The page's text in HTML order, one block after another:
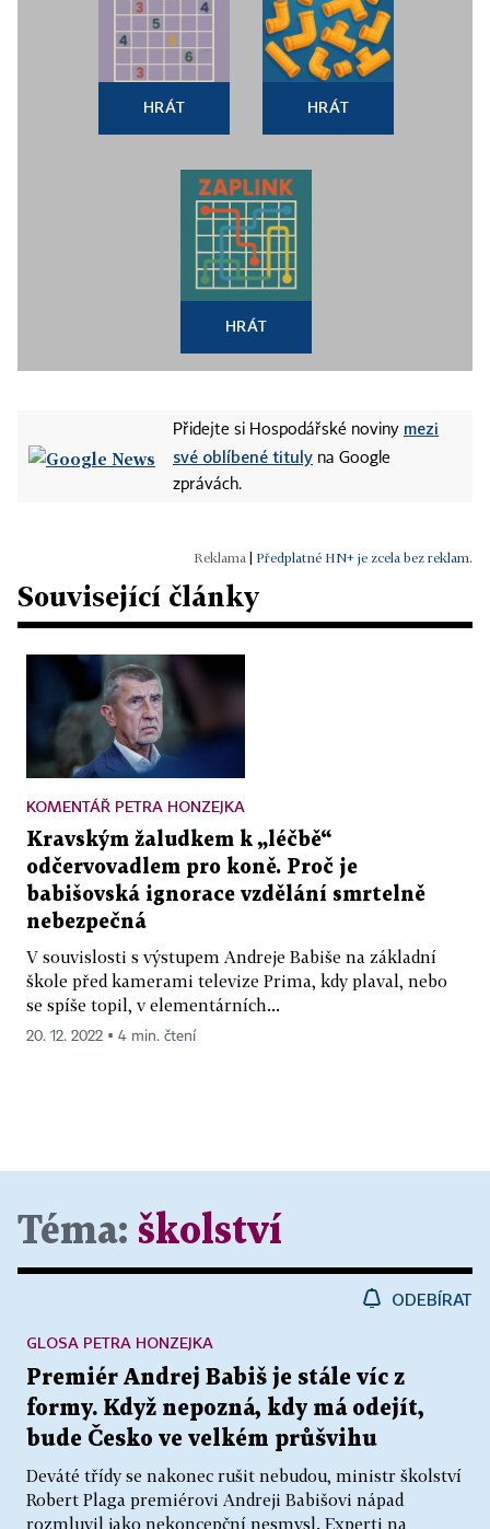
HRÁT HRÁT
HRÁT
Přidejte si Hospodářské noviny mezi
své oblíbené tituly na Google
zprávách.
Předplatné HN+ je zcela bez reklam.
Související články
KOMENTÁŘ PETRA HONZEJKA
Kravským žaludkem k „léčbě“
odčervovadlem pro koně. Proč je
babišovská ignorace vzdělání smrtelně
nebezpečná
V souvislosti s výstupem Andreje Babiše na základní
škole před kamerami televize Prima, kdy plaval, nebo
se spíše topil, v elementárních...
20. 12. 2022 ▪ 4 min. čtení
Téma: školství
ODEBÍRAT
Premiér Andrej Babiš je stále víc z
formy. Když nepozná, kdy má odejít,
bude Česko ve velkém průšvihu
Deváté třídy se nakonec rušit nebudou, ministr školství
Robert Plaga premiérovi Andreji Babišovi nápad
rozmluvil jako nekoncepční nesmysl. Experti na
GLOSA PETRA HONZEJKA